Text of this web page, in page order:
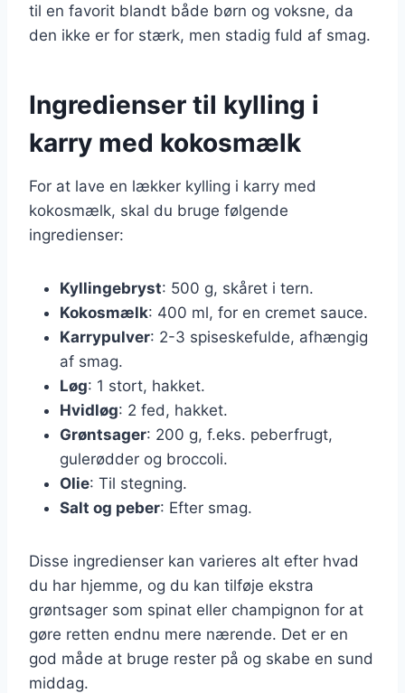
til en favorit blandt både børn og voksne, da
den ikke er for stærk, men stadig fuld af smag.
Ingredienser til kylling i
karry med kokosmælk
For at lave en lækker kylling i karry med
kokosmælk, skal du bruge følgende
ingredienser:
Kyllingebryst: 500 g, skåret i tern.
Kokosmælk: 400 ml, for en cremet sauce.
Karrypulver: 2-3 spiseskefulde, afhængig
af smag.
Løg: 1 stort, hakket.
Hvidløg: 2 fed, hakket.
Grøntsager: 200 g, f.eks. peberfrugt,
gulerødder og broccoli.
Olie: Til stegning.
Salt og peber: Efter smag.
Disse ingredienser kan varieres alt efter hvad
du har hjemme, og du kan tilføje ekstra
grøntsager som spinat eller champignon for at
gøre retten endnu mere nærende. Det er en
god måde at bruge rester på og skabe en sund
middag.